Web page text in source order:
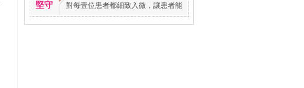
堅守
對每壹位患者都細致入微，讓患者能